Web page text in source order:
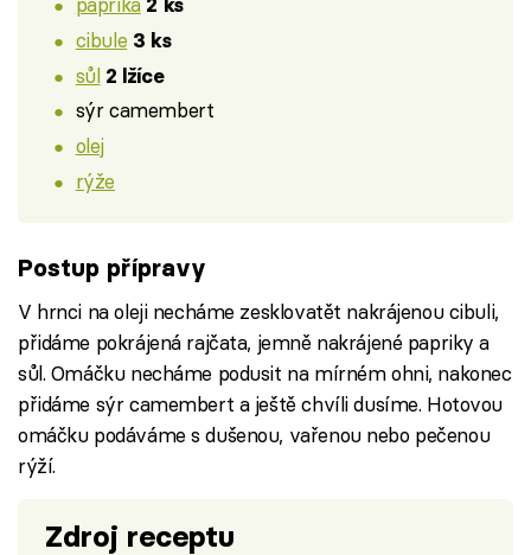
2 ks
cibule 3 ks
sůl 2 lžíce
sýr camembert
olej
rýže
Postup přípravy
V hrnci na oleji necháme zesklovatět nakrájenou cibuli,
přidáme pokrájená rajčata, jemně nakrájené papriky a
sůl. Omáčku necháme podusit na mírném ohni, nakonec
přidáme sýr camembert a ještě chvíli dusíme. Hotovou
omáčku podáváme s dušenou, vařenou nebo pečenou
rýží.
Zdroj receptu